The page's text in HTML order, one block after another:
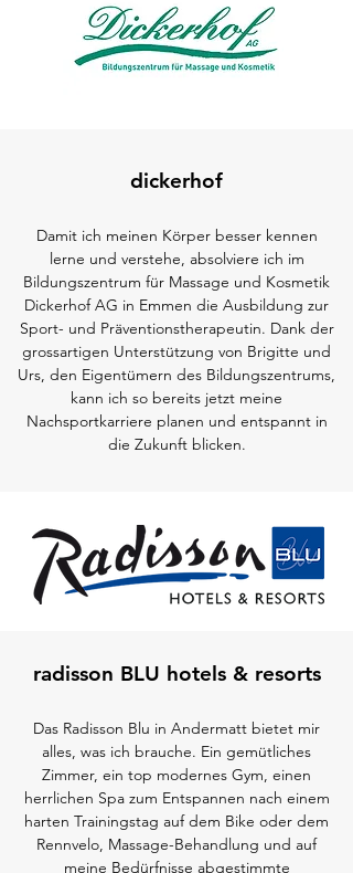
dickerhof
Damit ich meinen Körper besser kennen
lerne und verstehe, absolviere ich im
Bildungszentrum für Massage und Kosmetik
Dickerhof AG in Emmen die Ausbildung zur
Sport- und Präventionstherapeutin. Dank der
grossartigen Unterstützung von Brigitte und
Urs, den Eigentümern des Bildungszentrums,
kann ich so bereits jetzt meine
Nachsportkarriere planen und entspannt in
die Zukunft blicken.
radisson BLU hotels & resorts
Das Radisson Blu in Andermatt bietet mir
alles, was ich brauche. Ein gemütliches
Zimmer, ein top modernes Gym, einen
herrlichen Spa zum Entspannen nach einem
harten Trainingstag auf dem Bike oder dem
Rennvelo, Massage-Behandlung und auf
meine Bedürfnisse abgestimmte